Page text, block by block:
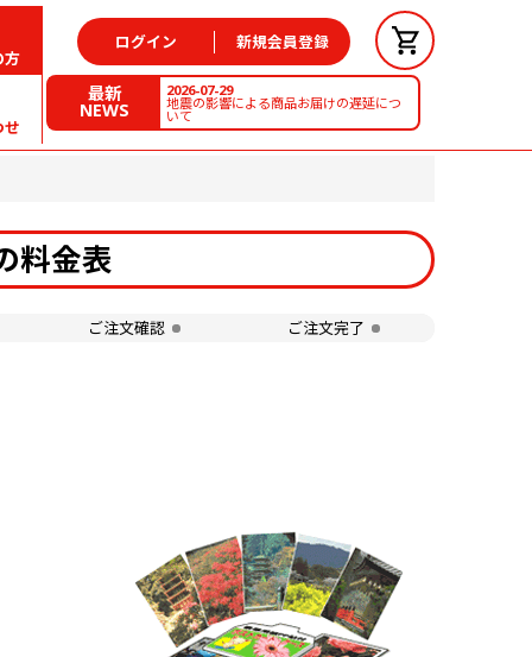
方
せ
ログイン 新規会員登録
最新
NEWS
2026-07-29
地震の影響による商品お届けの遅延につ
いて
料金表
ご注文確認 ご注文完了